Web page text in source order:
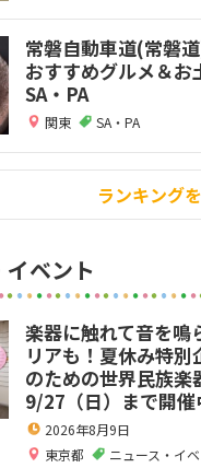
常磐自動車道(常磐
おすすめグルメ＆お
SA・PA
関東 SA・PA
ランキング
ベント
楽器に触れて音を鳴
リアも！夏休み特別
のための世界民族楽
9/27（日）まで開催
2026年8月9日
東京都
ニュース・イ